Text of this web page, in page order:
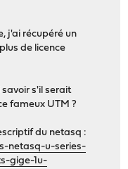
j'ai récupéré un
de licence
s'il serait
fameux UTM ?
du netasq :
netasq-u-series-
gige-1u-